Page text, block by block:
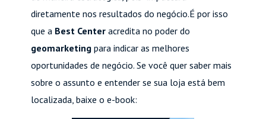
diretamente nos resultados do negócio.É por isso
que a Best Center acredita no poder do
geomarketing para indicar as melhores
oportunidades de negócio. Se você quer saber mais
sobre o assunto e entender se sua loja está bem
localizada, baixe o e-book: